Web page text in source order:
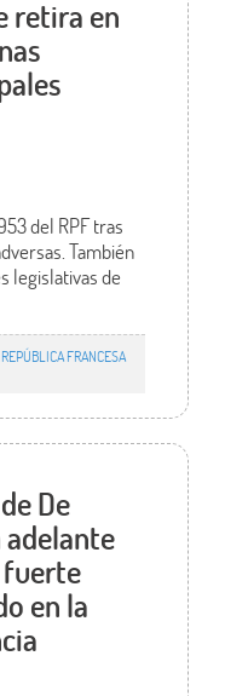
retira en
del RPF tras
También
legislativas de
FRANCESA
De
adelante
en la